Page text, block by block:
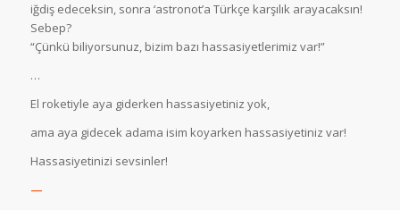
iğdiş edeceksin, sonra ‘astronot’a Türkçe karşılık arayacaksın!
Sebep?
“Çünkü biliyorsunuz, bizim bazı hassasiyetlerimiz var!”
…
El roketiyle aya giderken hassasiyetiniz yok,
ama aya gidecek adama isim koyarken hassasiyetiniz var!
Hassasiyetinizi sevsinler!
—